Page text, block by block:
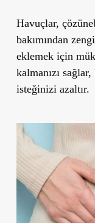
Havuçlar,
bakımından
eklemek için
kalmanızı
isteğinizi azaltır.